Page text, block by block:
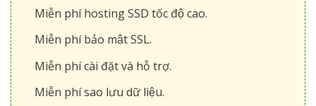
Miễn phí hosting SSD tốc độ cao.
Miễn phí bảo mật SSL.
Miễn phí cài đặt và hỗ trợ.
Miễn phí sao lưu dữ liệu.